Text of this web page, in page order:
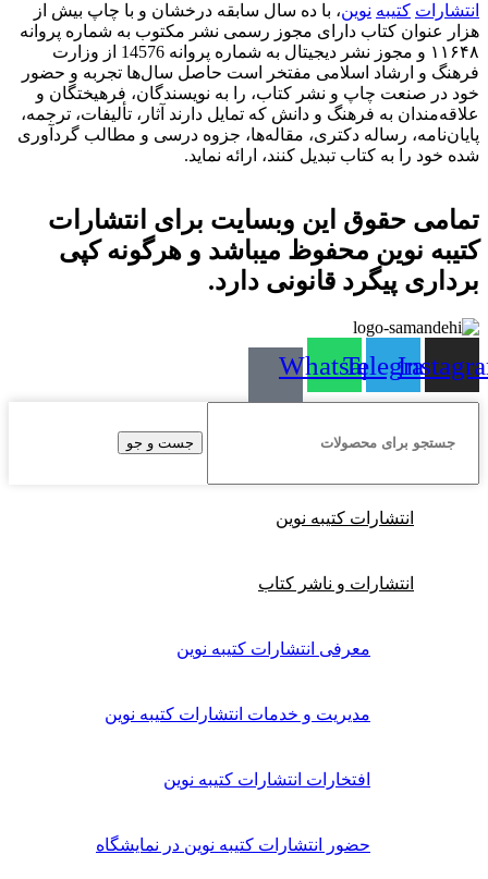
انتشارات کتیبه نوین، با ده سال سابقه درخشان و با چاپ بیش از
هزار عنوان کتاب دارای مجوز رسمی نشر مکتوب به شماره پروانه
۱۱۶۴۸ و مجوز نشر دیجیتال به شماره پروانه 14576 از وزارت
فرهنگ و ارشاد اسلامی مفتخر است حاصل سال‌ها تجربه و حضور
خود در صنعت چاپ و نشر کتاب، را به نویسندگان، فرهیختگان و
علاقه‌مندان به فرهنگ و دانش که تمایل دارند آثار، تألیفات، ترجمه،
پایان‌نامه، رساله دکتری، مقاله‌ها، جزوه درسی و مطالب گردآوری
شده خود را به کتاب تبدیل کنند، ارائه نماید.
تمامی حقوق این وبسایت برای انتشارات
کتیبه نوین محفوظ میباشد و هرگونه کپی
برداری پیگرد قانونی دارد.
Telegram
Whatsapp
جست و جو
انتشارات کتیبه نوین
انتشارات و ناشر کتاب
معرفی انتشارات کتیبه نوین
مدیریت و خدمات انتشارات کتیبه نوین
افتخارات انتشارات کتیبه نوین
حضور انتشارات کتیبه نوین در نمایشگاه‌